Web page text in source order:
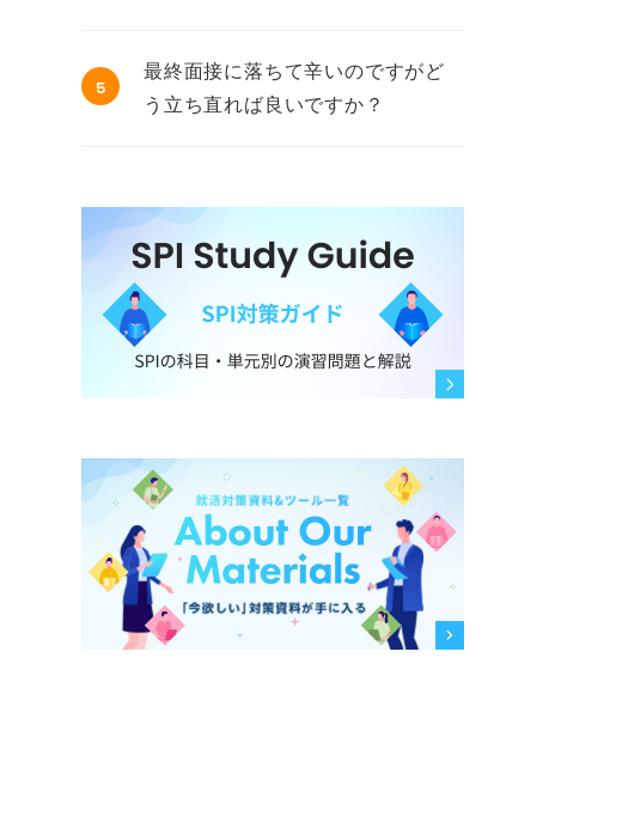
5
最終面接に落ちて辛いのですがど
う立ち直れば良いですか？